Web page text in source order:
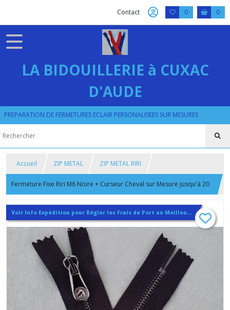
Contact 0 0
LA BIDOUILLERIE à CUXAC
D'AUDE
PREPARATION DE FERMETURES ECLAIR PERSONALISEES SUR MESURES
Accueil ZIP METAL ZIP METAL RIRI
Fermeture Fixe Riri M6 Noire + Curseur Cheval sur Mesure jusqu'à 20
cm
Voir Info Expédition pour Régler les Frais de Port au Meilleur Prix , En haut d'ecran à Droite